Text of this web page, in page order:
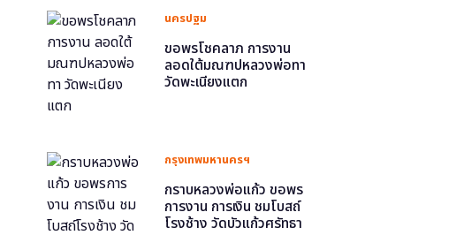
นครปฐม
ขอพรโชคลาภ การงาน
ลอดใต้มณฑปหลวงพ่อทา
วัดพะเนียงแตก
กรุงเทพมหานครฯ
กราบหลวงพ่อแก้ว ขอพร
การงาน การเงิน ชมโบสถ์
โรงช้าง วัดบัวแก้วศรัทธา